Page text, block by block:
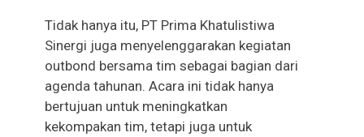
Tidak hanya itu, PT Prima Khatulistiwa
Sinergi juga menyelenggarakan kegiatan
outbond bersama tim sebagai bagian dari
agenda tahunan. Acara ini tidak hanya
bertujuan untuk meningkatkan
kekompakan tim, tetapi juga untuk